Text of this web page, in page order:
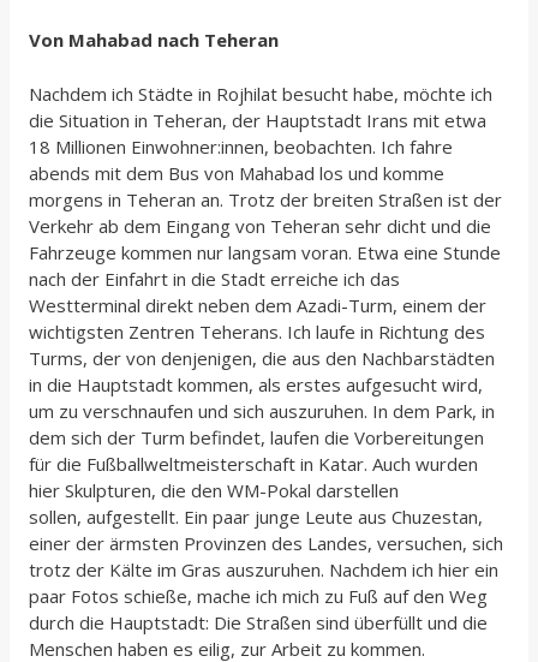
Von Mahabad nach Teheran
Nachdem ich Städte in Rojhilat besucht habe, möchte ich
die Situation in Teheran, der Hauptstadt Irans mit etwa
18 Millionen Einwohner:innen, beobachten. Ich fahre
abends mit dem Bus von Mahabad los und komme
morgens in Teheran an. Trotz der breiten Straßen ist der
Verkehr ab dem Eingang von Teheran sehr dicht und die
Fahrzeuge kommen nur langsam voran. Etwa eine Stunde
nach der Einfahrt in die Stadt erreiche ich das
Westterminal direkt neben dem Azadi-Turm, einem der
wichtigsten Zentren Teherans. Ich laufe in Richtung des
Turms, der von denjenigen, die aus den Nachbarstädten
in die Hauptstadt kommen, als erstes aufgesucht wird,
um zu verschnaufen und sich auszuruhen. In dem Park, in
dem sich der Turm befindet, laufen die Vorbereitungen
für die Fußballweltmeisterschaft in Katar. Auch wurden
hier Skulpturen, die den WM-Pokal darstellen
sollen, aufgestellt. Ein paar junge Leute aus Chuzestan,
einer der ärmsten Provinzen des Landes, versuchen, sich
trotz der Kälte im Gras auszuruhen. Nachdem ich hier ein
paar Fotos schieße, mache ich mich zu Fuß auf den Weg
durch die Hauptstadt: Die Straßen sind überfüllt und die
Menschen haben es eilig, zur Arbeit zu kommen.